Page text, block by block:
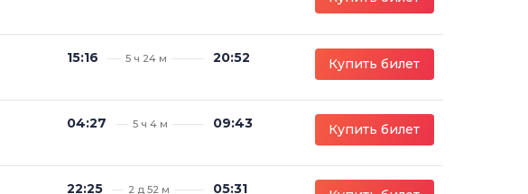
15:16 5 ч 24 м 20:52 Купить билет
04:27 5 ч 4 м 09:43 Купить билет
22:25 2 д 52 м 05:31